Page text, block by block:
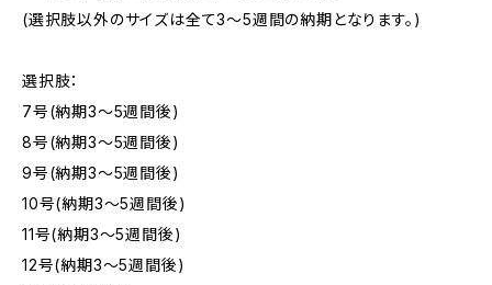
(選択肢以外のサイズは全て3～5週間の納期となります。)
選択肢：
7号(納期3～5週間後)
8号(納期3～5週間後)
9号(納期3～5週間後)
10号(納期3～5週間後)
11号(納期3～5週間後)
12号(納期3～5週間後)